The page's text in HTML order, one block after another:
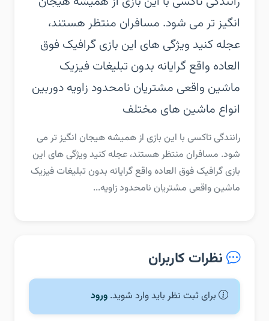
انگیز تر می شود. مسافران منتظر هستند،
عجله کنید‏ ویژگی های این بازی‏ گرافیک فوق
العاده واقع گرایانه‏ بدون تبلیغات‏ فیزیک
ماشین واقعی‏ مشتریان نامحدود‏ زاویه دوربین‏
انواع ماشین های مختلف
‏‏رانندگی تاکسی با این بازی از همیشه هیجان انگیز تر می
شود. مسافران منتظر هستند، عجله کنید‏ ویژگی های این
بازی‏ گرافیک فوق العاده واقع گرایانه‏ بدون تبلیغات‏ فیزیک
ماشین واقعی‏ مشتریان نامحدود‏ زاویه...
نظرات کاربران
برای ثبت نظر باید وارد شوید. ورود